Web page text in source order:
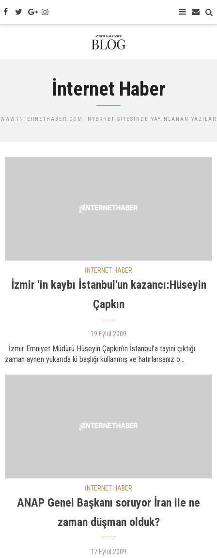
İnternet Haber
WWW.INTERNETHABER.COM INTERNET SITESINDE YAYINLANAN YAZILAR
İNTERNET HABER
İzmir 'in kaybı İstanbul'un kazancı:Hüseyin
Çapkın
19 Eylül 2009
İzmir Emniyet Müdürü Hüseyin Çapkın’ın İstanbul’a tayini çıktığı
zaman aynen yukarıda ki başlığı kullanmış ve hatırlarsanız o...
İNTERNET HABER
ANAP Genel Başkanı soruyor İran ile ne
zaman düşman olduk?
17 Eylül 2009